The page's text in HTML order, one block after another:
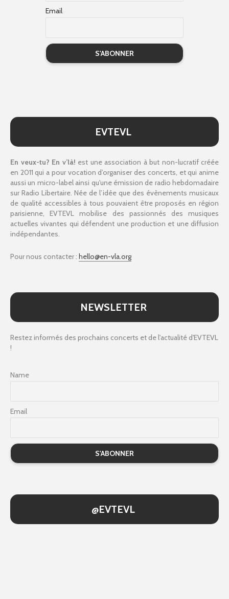
Email
EVTEVL
En veux-tu? En v’là! est une association à but non-lucratif créée
en 2011 qui a pour vocation d’organiser des concerts, et qui anime
aussi un micro-label ainsi qu'une émission de radio hebdomadaire
sur Radio Libertaire. Née de l’idée que des évènements musicaux
de qualité accessibles à tous pouvaient être proposés en région
parisienne, EVTEVL mobilise des passionnés des musiques
actuelles vivantes qui défendent une production et une diffusion
indépendantes.
Pour nous contacter : hello@en-vla.org
NEWSLETTER
Restez informés des prochains concerts et de l'actualité d'EVTEVL
!
Name
Email
@EVTEVL